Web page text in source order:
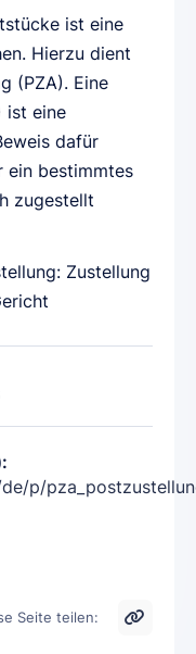
ist eine
Hierzu dient
(PZA). Eine
ist eine
dafür
ein bestimmtes
zugestellt
Zustellung
p/
Seite teilen: